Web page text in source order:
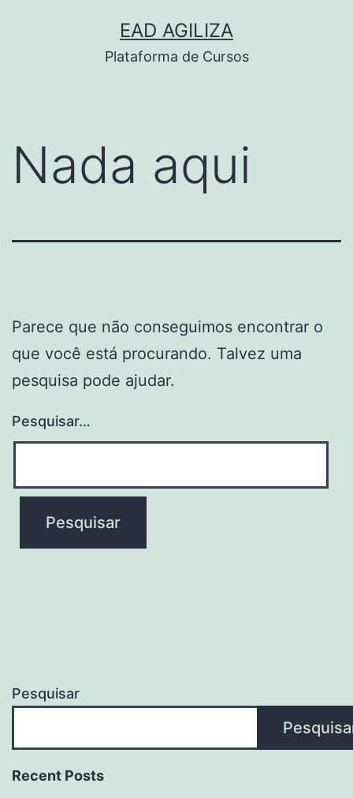
EAD AGILIZA
Plataforma de Cursos
Nada aqui
Parece que não conseguimos encontrar o
que você está procurando. Talvez uma
pesquisa pode ajudar.
Pesquisar…
Pesquisar
Recent Posts